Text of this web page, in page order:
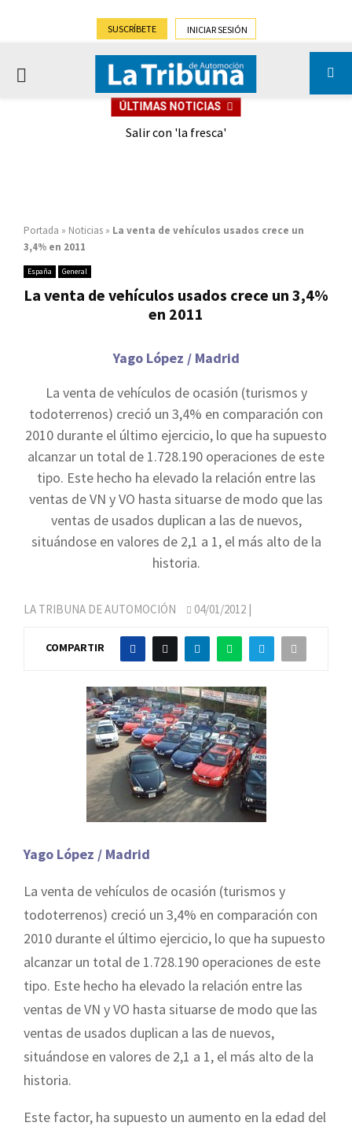
SUSCRÍBETE INICIAR SESIÓN
PRIMARY
ÚLTIMAS NOTICIAS
Salir con 'la fresca'
Portada » Noticias » La venta de vehículos usados crece un
3,4% en 2011
España General
La venta de vehículos usados crece un 3,4%
en 2011
Yago López / Madrid
La venta de vehículos de ocasión (turismos y
todoterrenos) creció un 3,4% en comparación con
2010 durante el último ejercicio, lo que ha supuesto
alcanzar un total de 1.728.190 operaciones de este
tipo. Este hecho ha elevado la relación entre las
ventas de VN y VO hasta situarse de modo que las
ventas de usados duplican a las de nuevos,
situándose en valores de 2,1 a 1, el más alto de la
historia.
LA TRIBUNA DE AUTOMOCIÓN 04/01/2012 |
COMPARTIR
Yago López / Madrid
La venta de vehículos de ocasión (turismos y
todoterrenos) creció un 3,4% en comparación con
2010 durante el último ejercicio, lo que ha supuesto
alcanzar un total de 1.728.190 operaciones de este
tipo. Este hecho ha elevado la relación entre las
ventas de VN y VO hasta situarse de modo que las
ventas de usados duplican a las de nuevos,
situándose en valores de 2,1 a 1, el más alto de la
historia.
Este factor, ha supuesto un aumento en la edad del